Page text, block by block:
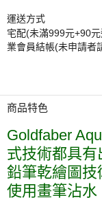
運送方式
宅配(未滿999元+90
業會員結帳(未申請者
商品特色
Goldfaber
式技術都具
鉛筆乾繪圖技
使用畫筆沾